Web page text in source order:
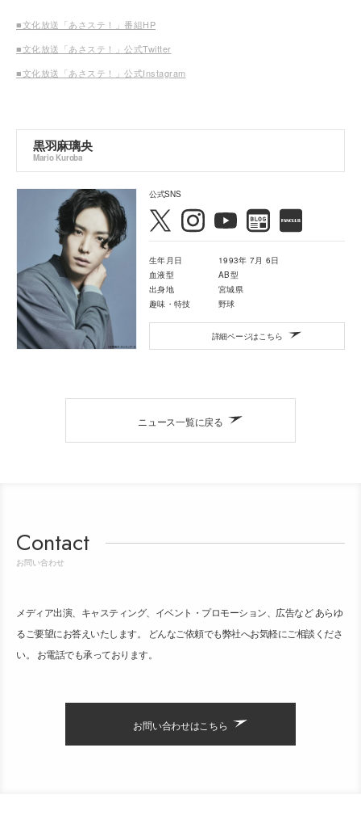
■文化放送「あさステ！」番組HP
■文化放送「あさステ！」公式Twitter
■文化放送「あさステ！」公式Instagram
黒羽麻璃央
Mario Kuroba
公式SNS
生年月日
1993年 7月 6日
血液型
AB型
出身地
宮城県
趣味・特技
野球
詳細ページはこちら
ニュース一覧に戻る
Contact
お問い合わせ
メディア出演、キャスティング、イベント・プロモーション、広告など あらゆ
るご要望にお答えいたします。 どんなご依頼でも弊社へお気軽にご相談くださ
い。 お電話でも承っております。
お問い合わせはこちら